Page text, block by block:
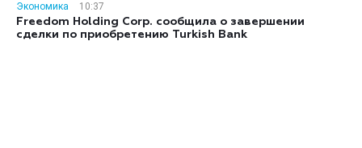
Экономика
10:37
Freedom Holding Corp. сообщила о завершении
сделки по приобретению Turkish Bank